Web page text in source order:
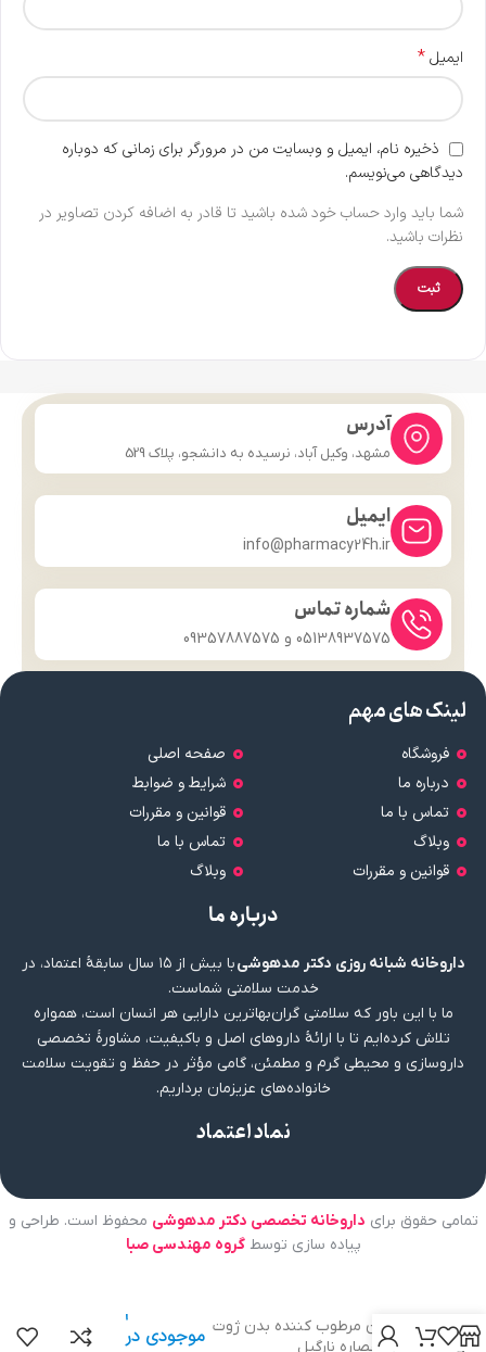
ایمیل*
ذخیره نام، ایمیل و وبسایت من در مرورگر برای زمانی که دوباره
دیدگاهی می‌نویسم.
شما باید وارد حساب خود شده باشید تا قادر به اضافه کردن تصاویر در
نظرات باشید.
آدرس
مشهد، وکیل آباد، نرسیده به دانشجو، پلاک 529
ایمیل
info@pharmacy24h.ir
شماره تماس
05138937575 و 09357887575
لینک های مهم
فروشگاه
درباره ما
تماس با ما
وبلاگ
قوانین و مقررات
صفحه اصلی
شرایط و ضوابط
قوانین و مقررات
تماس با ما
وبلاگ
درباره ما
داروخانه شبانه روزی دکتر مدهوشی
با بیش از ۱۵ سال سابقهٔ اعتماد، در
خدمت سلامتی شماست.
ما با این باور که سلامتی گران‌بهاترین دارایی هر انسان است، همواره
تلاش کرده‌ایم تا با ارائهٔ داروهای اصل و باکیفیت، مشاورهٔ تخصصی
داروسازی و محیطی گرم و مطمئن، گامی مؤثر در حفظ و تقویت سلامت
خانواده‌های عزیزمان برداریم.
نماد اعتماد
تمامی حقوق برای داروخانه تخصصی دکتر مدهوشی محفوظ است. طراحی و
پیاده سازی توسطگروه مهندسی صبا
لوسیون مرطوب کننده بدن ژوت
حاوی عصاره نارگیل
عدم
موجودی در